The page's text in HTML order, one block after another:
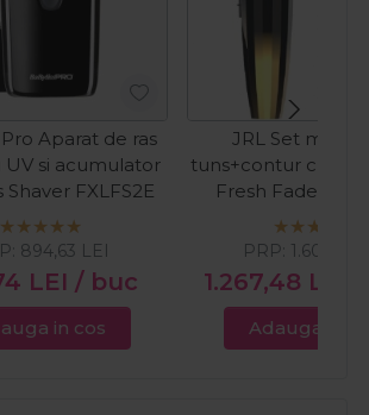
Aparat de ras
si acumulator
Shaver FXLFS2E
LEI / buc
894,63 LEI
in cos
JRL Set
tuns+contur cu
Fresh Fade
Edition
1.267,48 LEI
PRP: 1.606,31
Adauga in